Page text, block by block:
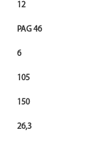
12
PAG 46
6
105
150
26,3